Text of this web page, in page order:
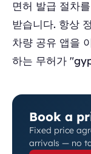
면허 발급 절차
받습니다. 항상
차량 공유 앱을
하는 무허가
Book a
Fixed price
arrivals — no